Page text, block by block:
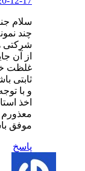
سلام
چند
شرکتی
از آن
ثابتی
و با
اخذ
معذورم
موفق
پاسخ